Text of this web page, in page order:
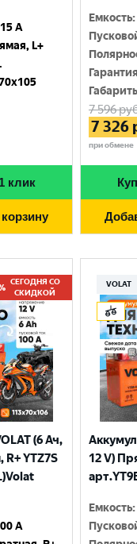
A
L+
клик
Емкость:
Гарантия
7 596
7 326
при обмене
СЕГОДНЯ СО
СКИДКОЙ
(6 Ач,
R+ YTZ7S
A
VOLAT
12 V)
Емкость: